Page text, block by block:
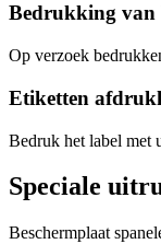
Bedrukking van
Op verzoek
Etiketten
Bedruk het label met
Speciale
Beschermplaat